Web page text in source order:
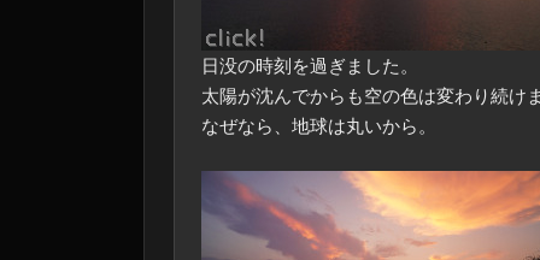
日没の時刻を過ぎました。
太陽が沈んでからも空の色は変わり続け
なぜなら、地球は丸いから。